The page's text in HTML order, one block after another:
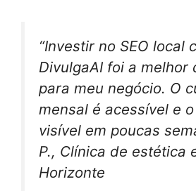
“Investir no SEO local
DivulgaAI foi a melhor
para meu negócio. O
mensal é acessível e
visível em poucas
P., Clínica de estética
Horizonte